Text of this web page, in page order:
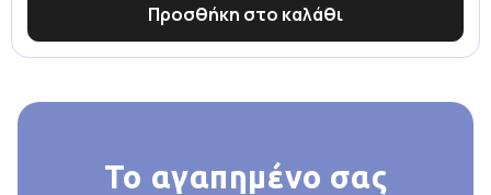
Προσθήκη στο καλάθι
Το αγαπημένο σας